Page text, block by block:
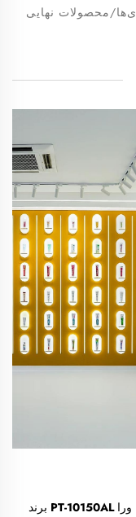
محصولات نهایی
خ pasta دندان آلوئه ورا PT-10150AL برند